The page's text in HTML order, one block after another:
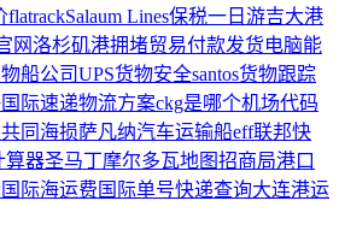
flatrackSalaum Lines保税一日游吉大港
网洛杉矶港拥堵贸易付款发货电脑能
船公司UPS货物安全santos货物跟踪
际速递物流方案ckg是哪个机场代码
共同海损萨凡纳汽车运输船eff联邦快
算器圣马丁摩尔多瓦地图招商局港口
国际海运费 国际单号快递查询大连港运